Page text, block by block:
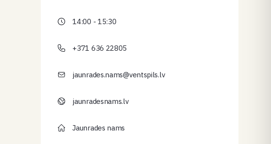
14:00 - 15:30
+371 636 22805
jaunrades.nams@ventspils.lv
jaunradesnams.lv
Jaunrades nams